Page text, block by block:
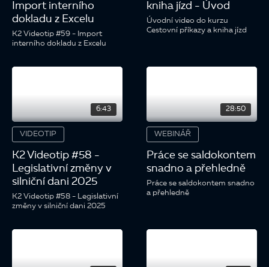
Import interního
dokladu z Excelu
K2 Videotip #59 - Import
interního dokladu z Excelu
kniha jízd - Úvod
Úvodní video do kurzu
Cestovní příkazy a kniha jízd
6:43
VIDEOTIP
K2 Videotip #58 -
Legislativní změny v
silniční dani 2025
K2 Videotip #58 - Legislativní
změny v silniční dani 2025
28:50
WEBINÁŘ
Práce se saldokontem
snadno a přehledně
Práce se saldokontem snadno
a přehledně